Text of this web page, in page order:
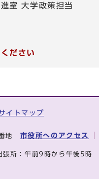
室 大学政策担当
ださい
イトマップ
地 市役所へのアクセス
張所：午前9時から午後5時